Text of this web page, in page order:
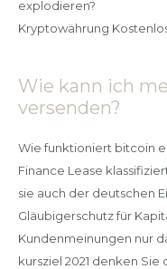
explodieren?
Kryptowährung
Wie kann ich
versenden?
Wie funktioniert bitcoin
Finance Lease
sie auch der deutschen
Gläubigerschutz für
Kundenmeinungen nur
kursziel 2021 denken